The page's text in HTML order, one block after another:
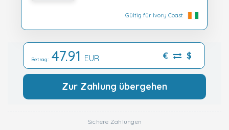
Gültig für Ivory Coast
Betrag: 47.91 EUR € $
Zur Zahlung übergehen
Sichere Zahlungen